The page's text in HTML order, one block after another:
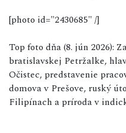
[photo id="2430685" /]
Top foto dňa (8. jún 2026):
bratislavskej Petržalke,
Očistec, predstavenie
domova v Prešove, ruský
Filipínach a príroda v